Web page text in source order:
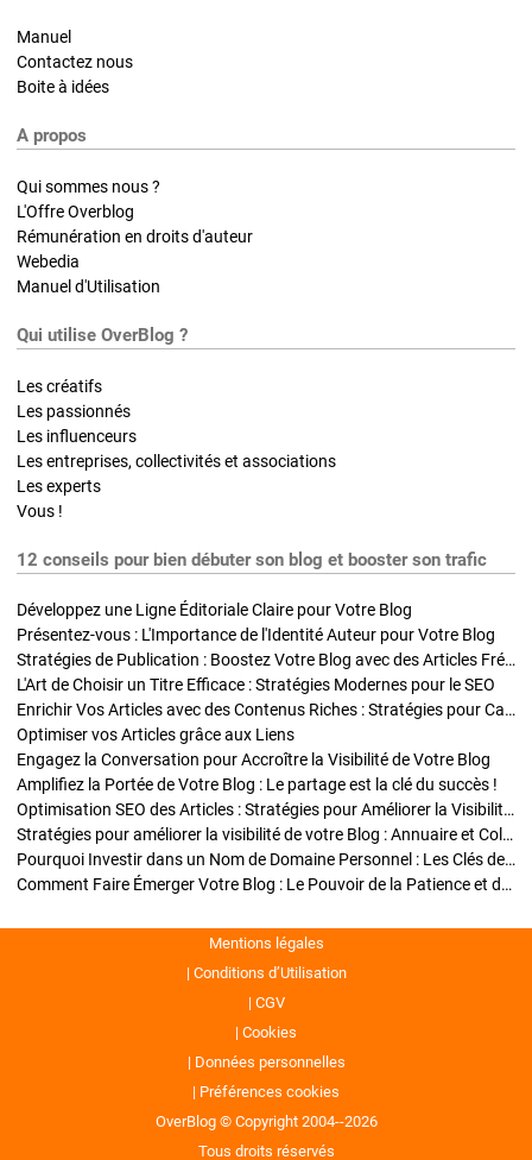
Manuel
Contactez nous
Boite à idées
A propos
Qui sommes nous ?
L'Offre Overblog
Rémunération en droits d'auteur
Webedia
Manuel d'Utilisation
Qui utilise OverBlog ?
Les créatifs
Les passionnés
Les influenceurs
Les entreprises, collectivités et associations
Les experts
Vous !
12 conseils pour bien débuter son blog et booster son trafic
Développez une Ligne Éditoriale Claire pour Votre Blog
Présentez-vous : L'Importance de l'Identité Auteur pour Votre Blog
Stratégies de Publication : Boostez Votre Blog avec des Articles Fréquents et Exclusifs
L'Art de Choisir un Titre Efficace : Stratégies Modernes pour le SEO
Enrichir Vos Articles avec des Contenus Riches : Stratégies pour Captiver et Optimiser
Optimiser vos Articles grâce aux Liens
Engagez la Conversation pour Accroître la Visibilité de Votre Blog
Amplifiez la Portée de Votre Blog : Le partage est la clé du succès !
Optimisation SEO des Articles : Stratégies pour Améliorer la Visibilité de Votre Blog
Stratégies pour améliorer la visibilité de votre Blog : Annuaire et Collaborations
Pourquoi Investir dans un Nom de Domaine Personnel : Les Clés de la Réussite de Votre Blog
Comment Faire Émerger Votre Blog : Le Pouvoir de la Patience et de la Persévérance
Mentions légales
Conditions d’Utilisation
CGV
Cookies
Données personnelles
Préférences cookies
OverBlog © Copyright 2004--2026
Tous droits réservés